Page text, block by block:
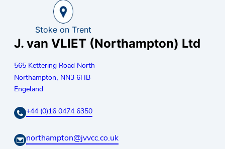
Stoke on Trent
J. van VLIET (Northampton) Ltd
565 Kettering Road North
Northampton, NN3 6HB
Engeland
+44 (0)16 0474 6350
northampton@jvvcc.co.uk